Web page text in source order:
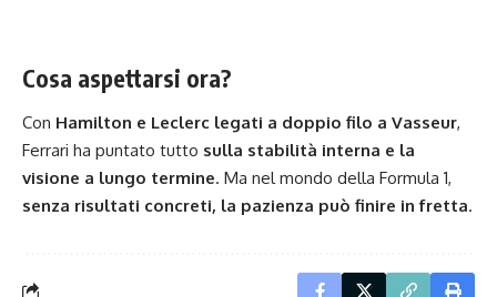
Cosa aspettarsi ora?
Con Hamilton e Leclerc legati a doppio filo a Vasseur,
Ferrari ha puntato tutto sulla stabilità interna e la
visione a lungo termine. Ma nel mondo della Formula 1,
senza risultati concreti, la pazienza può finire in fretta.